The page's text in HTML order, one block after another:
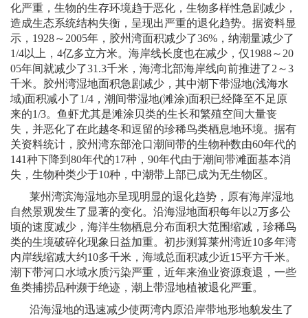
化严重，生物的生存环境趋于恶化，生物多样性急剧减少，
造成生态系统结构失衡，呈现出严重的退化趋势。据资料显
示， 1928～ 2005年，胶州湾面积减少了36% ，纳潮量减少了
1/4以上， 4亿多立方米。海岸线长度也在减少，仅1988～ 20
05年间就减少了31.3千米 ，海湾北部海岸线向前推进了2 ～3
千米。胶州湾湿地面积急剧减少，其中潮下带湿地(浅海水
域)面积减小了1/4 ，潮间带湿地(滩涂)面积已经降至不足原
来的1/3。鱼虾尤其是滩涂贝类的生长和繁殖空间大量丧
失，并恶化了在此越冬和逗留的珍稀鸟类栖息地环境。据有
关资料统计，胶州湾东部沧口潮间带的生物种数由60年代的
141种下降到 80年代的17种， 90年代由于潮间带滩面基本消
失，生物种类少于10种，中潮带上部已成为无生物区。
莱州湾滨海湿地亦呈现明显的退化趋势，原有海岸湿地
自然景观发生了显著的变化。沿海湿地面积每年以2万多公
顷的速度减少，海洋生物栖息分布面积大范围缩减，珍稀鸟
类的生境破碎化现象日益加重。初步测算莱州湾近10多年湾
内岸线缩减大约10多千米，海域总面积减少近15平方千米。
潮下带河口水域水质污染严重，近年来渔业资源衰退，一些
鱼类捕捞品种濒于绝迹，潮上带湿地植被退化严重。
沿海湿地的迅速减少使两湾内原沿岸带地形地貌发生了